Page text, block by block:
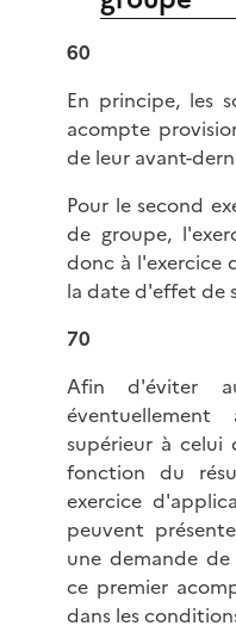
60
En principe, les
acompte
de leur avant-
Pour le second
de groupe,
donc à l'exercice
la date d'effet de
70
Afin d'éviter
supérieur à celui
fonction du
exercice
peuvent
une demande
ce premier
dans les